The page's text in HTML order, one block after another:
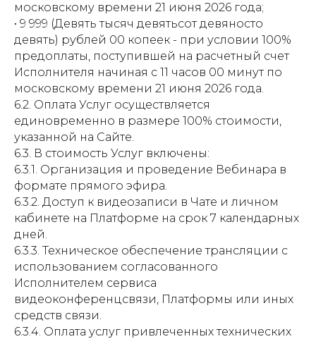
московскому времени 21 июня 2026 года;
• 9 999 (Девять тысяч девятьсот девяносто
девять) рублей 00 копеек - при условии 100%
предоплаты, поступившей на расчетный счет
Исполнителя начиная с 11 часов 00 минут по
московскому времени 21 июня 2026 года.
6.2. Оплата Услуг осуществляется
единовременно в размере 100% стоимости,
указанной на Сайте.
6.3. В стоимость Услуг включены:
6.3.1. Организация и проведение Вебинара в
формате прямого эфира.
6.3.2. Доступ к видеозаписи в Чате и личном
кабинете на Платформе на срок 7 календарных
дней.
6.3.3. Техническое обеспечение трансляции с
использованием согласованного
Исполнителем сервиса
видеоконференцсвязи, Платформы или иных
средств связи.
6.3.4. Оплата услуг привлеченных технических